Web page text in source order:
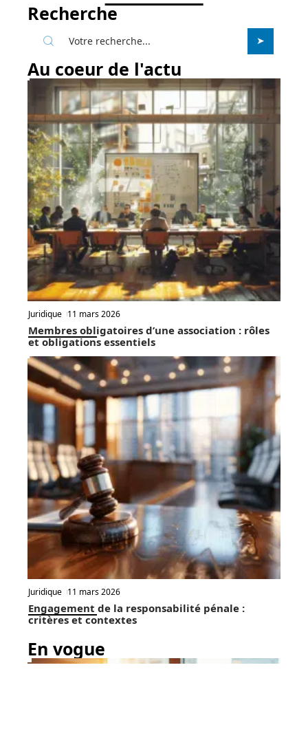
Recherche
Au coeur de l'actu
Juridique 11 mars 2026
Membres obligatoires d’une association : rôles
et obligations essentiels
Juridique 11 mars 2026
Engagement de la responsabilité pénale :
critères et contextes
En vogue